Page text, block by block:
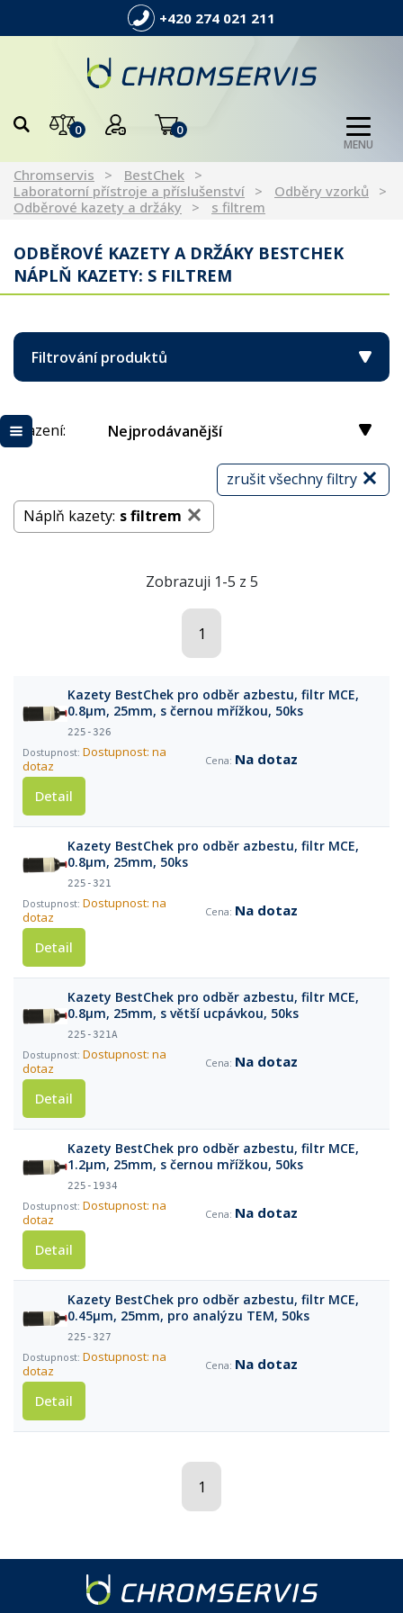
+420 274 021 211
0 0
MENU
Chromservis
BestChek
Laboratorní přístroje a příslušenství
Odběry vzorků
Odběrové kazety a držáky
s filtrem
ODBĚROVÉ KAZETY A DRŽÁKY BESTCHEK
NÁPLŇ KAZETY: S FILTREM
Filtrování produktů
Řazení: Nejprodávanější
zrušit všechny filtry
Náplň kazety: s filtrem
Zobrazuji 1-5 z 5
1
Kazety BestChek pro odběr azbestu, filtr MCE,
0.8µm, 25mm, s černou mřížkou, 50ks
225-326
Dostupnost: na
dotaz
Na dotaz
Detail
Kazety BestChek pro odběr azbestu, filtr MCE,
0.8µm, 25mm, 50ks
225-321
Dostupnost: na
dotaz
Na dotaz
Detail
Kazety BestChek pro odběr azbestu, filtr MCE,
0.8µm, 25mm, s větší ucpávkou, 50ks
225-321A
Dostupnost: na
dotaz
Na dotaz
Detail
Kazety BestChek pro odběr azbestu, filtr MCE,
1.2µm, 25mm, s černou mřížkou, 50ks
225-1934
Dostupnost: na
dotaz
Na dotaz
Detail
Kazety BestChek pro odběr azbestu, filtr MCE,
0.45µm, 25mm, pro analýzu TEM, 50ks
225-327
Dostupnost: na
dotaz
Na dotaz
Detail
1